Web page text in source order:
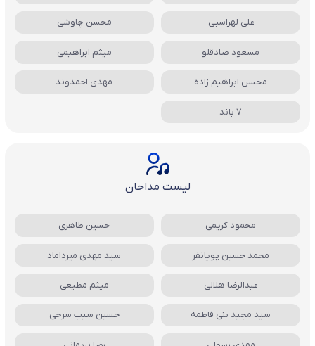
علی لهراسبی محسن چاوشی
مسعود صادقلو میثم ابراهیمی
محسن ابراهیم زاده مهدی احمدوند
7 باند
لیست مداحان
محمود کریمی حسین طاهری
محمد حسین پویانفر سید مهدی میرداماد
عبدالرضا هلالی میثم مطیعی
سید مجید بنی فاطمه حسین سیب سرخی